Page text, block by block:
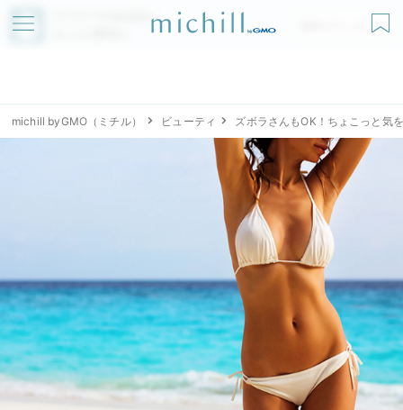
アプリでmichillが
無料ダウンロード
michill byGMO（ミチル） ビューティ ズボラさんもOK！ちょこっと気